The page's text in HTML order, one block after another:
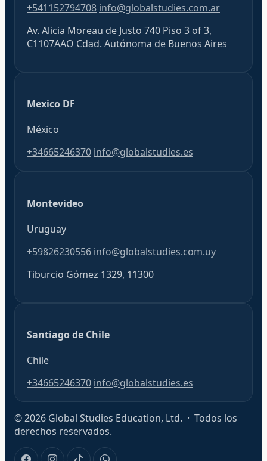
+541152794708 info@globalstudies.com.ar
Av. Alicia Moreau de Justo 740 Piso 3 of 3,
C1107AAO Cdad. Autónoma de Buenos Aires
Mexico DF
México
+34665246370 info@globalstudies.es
Montevideo
Uruguay
+59826230556 info@globalstudies.com.uy
Tiburcio Gómez 1329, 11300
Santiago de Chile
Chile
+34665246370 info@globalstudies.es
© 2026 Global Studies Education, Ltd. · Todos los
derechos reservados.